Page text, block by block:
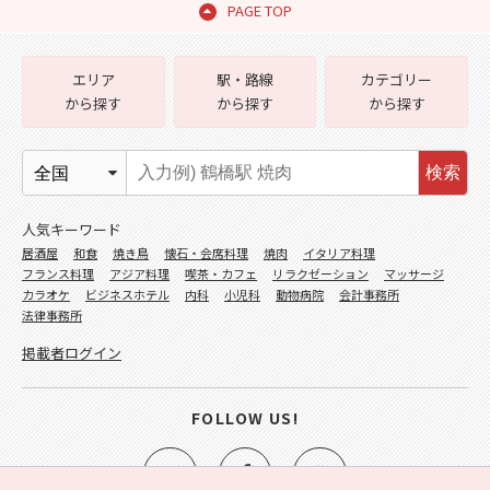
PAGE TOP
エリア
から探す
駅・路線
から探す
カテゴリー
から探す
検索
人気キーワード
居酒屋 和食 焼き鳥 懐石・会席料理 焼肉
イタリア料理
フランス料理
アジア料理 喫茶・カフェ リラクゼーション
マッサージ
カラオケ
ビジネスホテル 内科 小児科 動物病院
会計事務所
法律事務所
掲載者ログイン
FOLLOW US!